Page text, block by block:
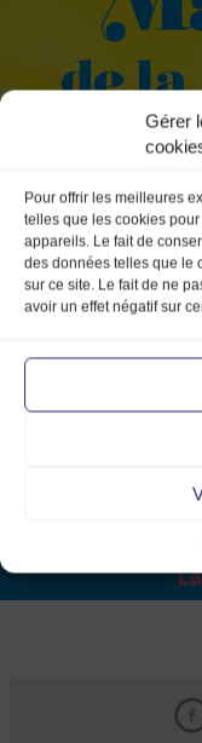
Gérer
Pour offrir les meilleures
telles que les cookies
appareils. Le fait de
des données telles que le
sur ce site. Le fait de ne
avoir un effet négatif sur